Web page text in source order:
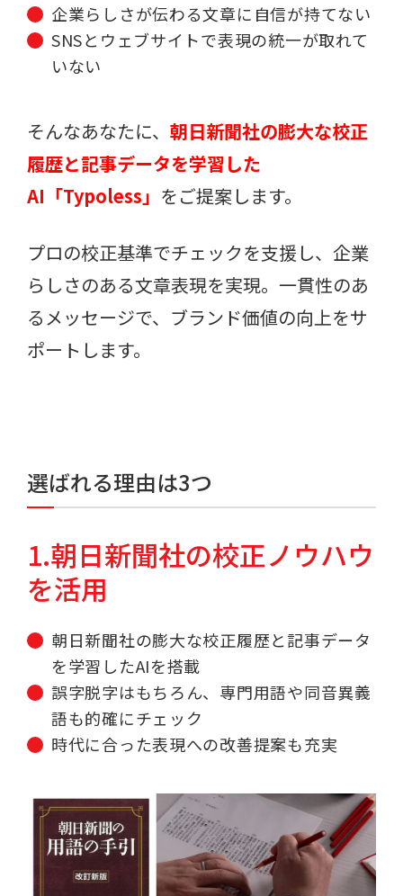
企業らしさが伝わる文章に自信が持てない
SNSとウェブサイトで表現の統一が取れて
いない
そんなあなたに、 朝日新聞社の膨大な校正
履歴と記事データを学習した
AI「Typoless」 をご提案します。
プロの校正基準でチェックを支援し、企業
らしさのある文章表現を実現。一貫性のあ
るメッセージで、ブランド価値の向上をサ
ポートします。
選ばれる理由は3つ
1.朝日新聞社の校正ノウハウ
を活用
朝日新聞社の膨大な校正履歴と記事データ
を学習したAIを搭載
誤字脱字はもちろん、専門用語や同音異義
語も的確にチェック
時代に合った表現への改善提案も充実